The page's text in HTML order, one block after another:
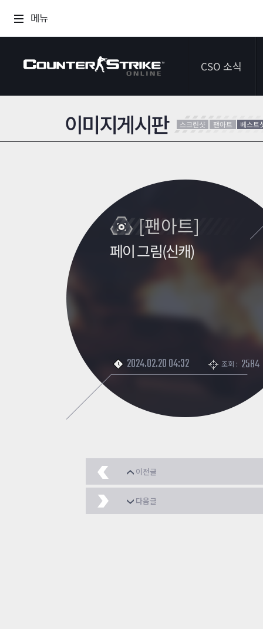
메뉴
CSO 소식
공지사항
이미지게시판 스크린샷 팬아트 베스트
[팬아트]
페이 그림(신캐)
2024.02.20 04:32 조회 : 2584
이전글
가니메데 그려봤어용
다음글